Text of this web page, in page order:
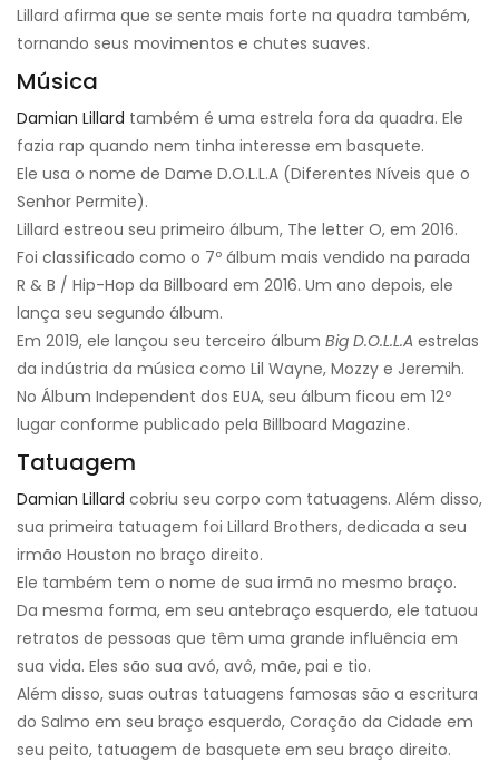
Lillard afirma que se sente mais forte na quadra também,
tornando seus movimentos e chutes suaves.
Música
Damian Lillard também é uma estrela fora da quadra. Ele
fazia rap quando nem tinha interesse em basquete.
Ele usa o nome de Dame D.O.L.L.A (Diferentes Níveis que o
Senhor Permite).
Lillard estreou seu primeiro álbum, The letter O, em 2016.
Foi classificado como o 7º álbum mais vendido na parada
R & B / Hip-Hop da Billboard em 2016. Um ano depois, ele
lança seu segundo álbum.
Em 2019, ele lançou seu terceiro álbum Big D.O.L.L.A estrelas
da indústria da música como Lil Wayne, Mozzy e Jeremih.
No Álbum Independent dos EUA, seu álbum ficou em 12º
lugar conforme publicado pela Billboard Magazine.
Tatuagem
Damian Lillard cobriu seu corpo com tatuagens. Além disso,
sua primeira tatuagem foi Lillard Brothers, dedicada a seu
irmão Houston no braço direito.
Ele também tem o nome de sua irmã no mesmo braço.
Da mesma forma, em seu antebraço esquerdo, ele tatuou
retratos de pessoas que têm uma grande influência em
sua vida. Eles são sua avó, avô, mãe, pai e tio.
Além disso, suas outras tatuagens famosas são a escritura
do Salmo em seu braço esquerdo, Coração da Cidade em
seu peito, tatuagem de basquete em seu braço direito.